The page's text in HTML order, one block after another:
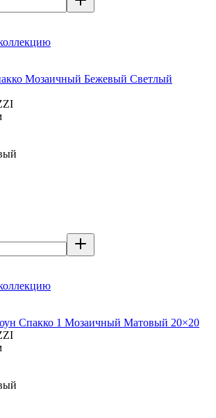
Мозаичный Бежевый Светлый
Спакко 1 Мозаичный Матовый 20×20